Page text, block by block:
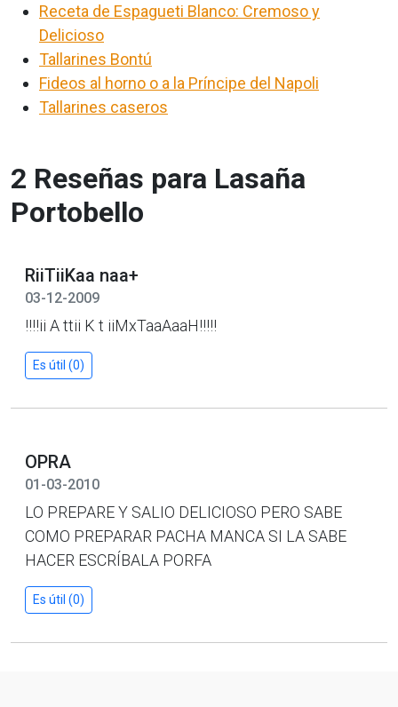
Receta de Espagueti Blanco: Cremoso y
Delicioso
Tallarines Bontú
Fideos al horno o a la Príncipe del Napoli
Tallarines caseros
2 Reseñas para Lasaña
Portobello
RiiTiiKaa naa+
03-12-2009
!!!!ii A ttii K t iiMxTaaAaaH!!!!!
Es útil (0)
OPRA
01-03-2010
LO PREPARE Y SALIO DELICIOSO PERO SABE
COMO PREPARAR PACHA MANCA SI LA SABE
HACER ESCRÍBALA PORFA
Es útil (0)